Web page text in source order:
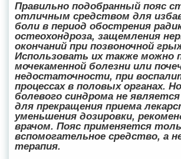
Правильно подобранный пояс
отличным средством для
боли в период обострения
остеохондроза, защемления
окончаний при позвоночной
Использовать их также можно
мочекаменной болезни или
недостаточности, при
процессах в половых органах.
болевого синдрома не
для прекращения приема
уменьшения дозировки,
врачом. Пояс применяется
вспомогательное средство, а
терапия.